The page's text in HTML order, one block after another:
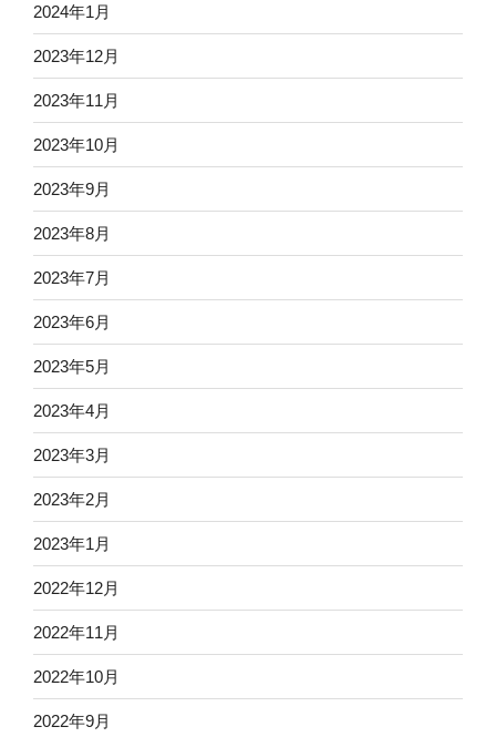
2024年1月
2023年12月
2023年11月
2023年10月
2023年9月
2023年8月
2023年7月
2023年6月
2023年5月
2023年4月
2023年3月
2023年2月
2023年1月
2022年12月
2022年11月
2022年10月
2022年9月